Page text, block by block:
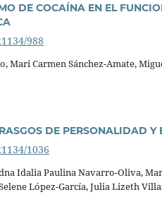
DE COCAÍNA EN EL
988
Mari Carmen Sánchez-Amate,
DE PERSONALIDAD
1036
Idalia Paulina Navarro-Oliva,
López-Garcí­a, Julia Lizeth